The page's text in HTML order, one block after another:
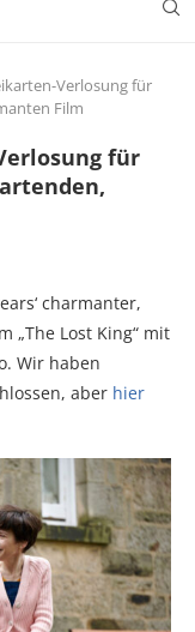
Verlosung für
Film
für
charmanter,
„The Lost King“ mit
Wir haben
aber hier